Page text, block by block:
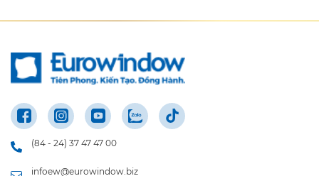
(84 - 24) 37 47 47 00
infoew@eurowindow.biz